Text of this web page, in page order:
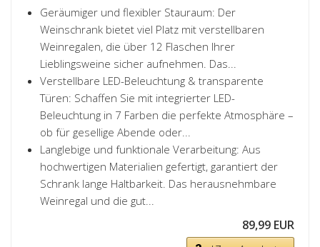
Geräumiger und flexibler Stauraum: Der
Weinschrank bietet viel Platz mit verstellbaren
Weinregalen, die über 12 Flaschen Ihrer
Lieblingsweine sicher aufnehmen. Das...
Verstellbare LED-Beleuchtung & transparente
Türen: Schaffen Sie mit integrierter LED-
Beleuchtung in 7 Farben die perfekte Atmosphäre –
ob für gesellige Abende oder...
Langlebige und funktionale Verarbeitung: Aus
hochwertigen Materialien gefertigt, garantiert der
Schrank lange Haltbarkeit. Das herausnehmbare
Weinregal und die gut...
89,99 EUR